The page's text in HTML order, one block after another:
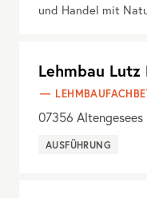
und Handel mit
Lehmbau Lutz
07356 Altengesees
AUSFÜHRUNG